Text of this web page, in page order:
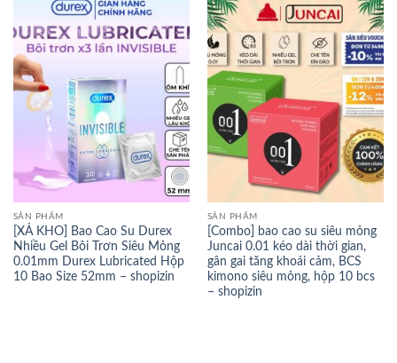
SẢN PHẨM
[XẢ KHO] Bao Cao Su Durex
Nhiều Gel Bôi Trơn Siêu Mỏng
0.01mm Durex Lubricated Hộp
10 Bao Size 52mm – shopizin
SẢN PHẨM
[Combo] bao cao su siêu mỏng
Juncai 0.01 kéo dài thời gian,
gân gai tăng khoái cảm, BCS
kimono siêu mỏng, hộp 10 bcs
– shopizin